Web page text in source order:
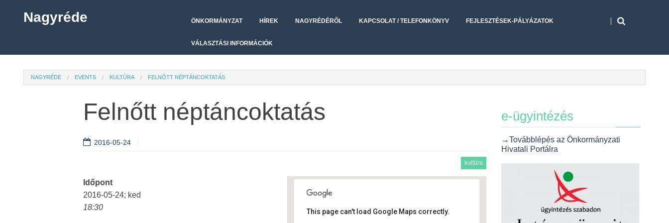
Nagyréde ÖNKORMÁNYZAT HÍREK NAGYRÉDÉRŐL KAPCSOLAT / TELEFONKÖNYV FEJLESZTÉSEK-PÁLYÁZATOK
VÁLASZTÁSI INFORMÁCIÓK
NAGYRÉDE EVENTS KULTÚRA FELNŐTT NÉPTÁNCOKTATÁS
Felnőtt néptáncoktatás
2016-05-24
kultúra
Művelődési ház
This page can't load Google Maps correctly.
Időpont
2016-05-24; ked
18:30
e-ügyintézés
→Továbblépés az Önkormányzati
Hivatali Portálra